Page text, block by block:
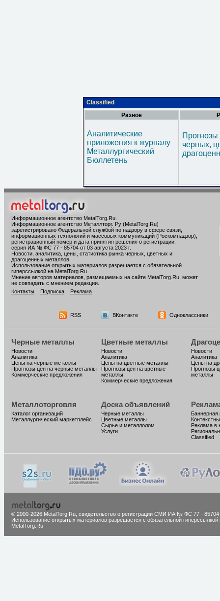
Classified
Разное
Аналитические
приложения к журналу
Металлургический
Бюллетень
черных,
Информационное агентство MetalTorg.Ru
Информационное агентство Металлторг. Ру (MetalTorg.Ru)
зарегистрировано Федеральной службой по надзору в сфере связи,
информационных технологий и массовых коммуникаций (Роскомнадзор),
регистрационный номер и дата принятия решения о регистрации:
серия ИА № ФС 77 - 85704 от 03 августа 2023 г.
Новости, аналитика, цены, статистика рынка черных, цветных и
драгоценных металлов.
Использование открытых материалов разрешается с обязательной
гиперссылкой на MetalTorg.Ru
Мнение авторов материалов, размещаемых на сайте MetalTorg.Ru, может
не совпадать с мнением редакции.
Контакты
Подписка Реклама
RSS ВКонтакте Одноклассники
Черные металлы
Новости
Аналитика
Цены на черные металлы
Прогнозы цен на черные металлы
Коммерческие предложения
Цветные металлы
Новости
Аналитика
Цены на цветные металлы
Прогнозы цен на цветные
металлы
Коммерческие предложения
Новости
Аналитика
Цены на
Прогнозы
металлы
Металлоторговля
Каталог организаций
Металлургический маркетплейс
Доска объявлений
Черные металлы
Цветные металлы
Сырье и металлолом
Услуги
Баннерная
Реклама в
Classified
© 2000-2026 MetalTorg.Ru, cвидетельство о регистрации СМИ ИА № ФС 77 - 85704
Использование открытых материалов разрешается с обязательной гиперссылкой
MetalTorg.Ru